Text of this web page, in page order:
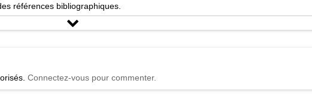
références bibliographiques.
Connectez-vous pour commenter.